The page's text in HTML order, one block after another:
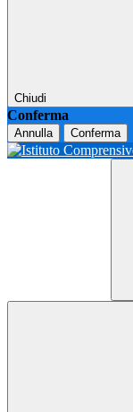
Chiudi
Conferma
Annulla Conferma